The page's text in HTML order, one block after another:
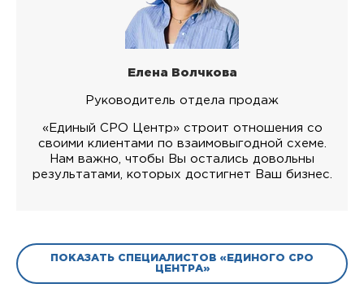
Елена Волчкова
Руководитель отдела продаж
«Единый СРО Центр» строит отношения со
своими клиентами по взаимовыгодной схеме.
Нам важно, чтобы Вы остались довольны
результатами, которых достигнет Ваш бизнес.
ПОКАЗАТЬ СПЕЦИАЛИСТОВ «ЕДИНОГО СРО
ЦЕНТРА»